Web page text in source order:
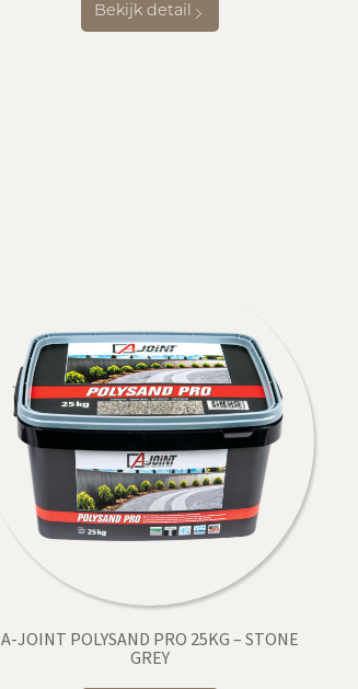
Bekijk detail
A-JOINT POLYSAND PRO 25KG – STONE
GREY